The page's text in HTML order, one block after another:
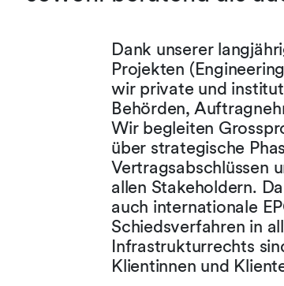
Dank unserer
Projekten
wir private und
Behörden,
Wir begleiten
über strategische
Vertragsabschlüssen
allen Stakeholdern.
auch internationale
Schiedsverfahren in
Infrastrukturrechts
Klientinnen und